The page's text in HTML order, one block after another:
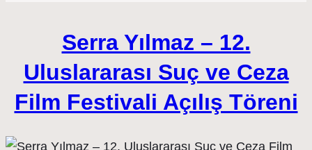
Serra Yılmaz – 12.
Uluslararası Suç ve Ceza
Film Festivali Açılış Töreni